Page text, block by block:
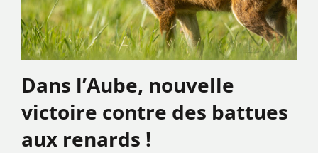
Dans l’Aube, nouvelle
victoire contre des battues
aux renards !